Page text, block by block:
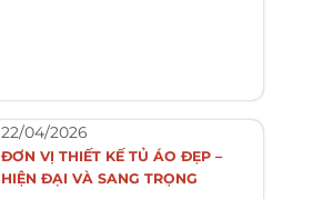
22/04/2026
ĐƠN VỊ THIẾT KẾ TỦ ÁO ĐẸP –
HIỆN ĐẠI VÀ SANG TRỌNG